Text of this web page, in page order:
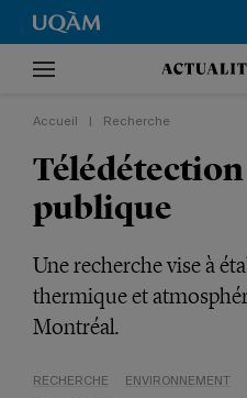
Accueil Recherche
Télédétection
publique
Une recherche vise à
thermique et
Montréal.
RECHERCHE ENVIRONNEMENT